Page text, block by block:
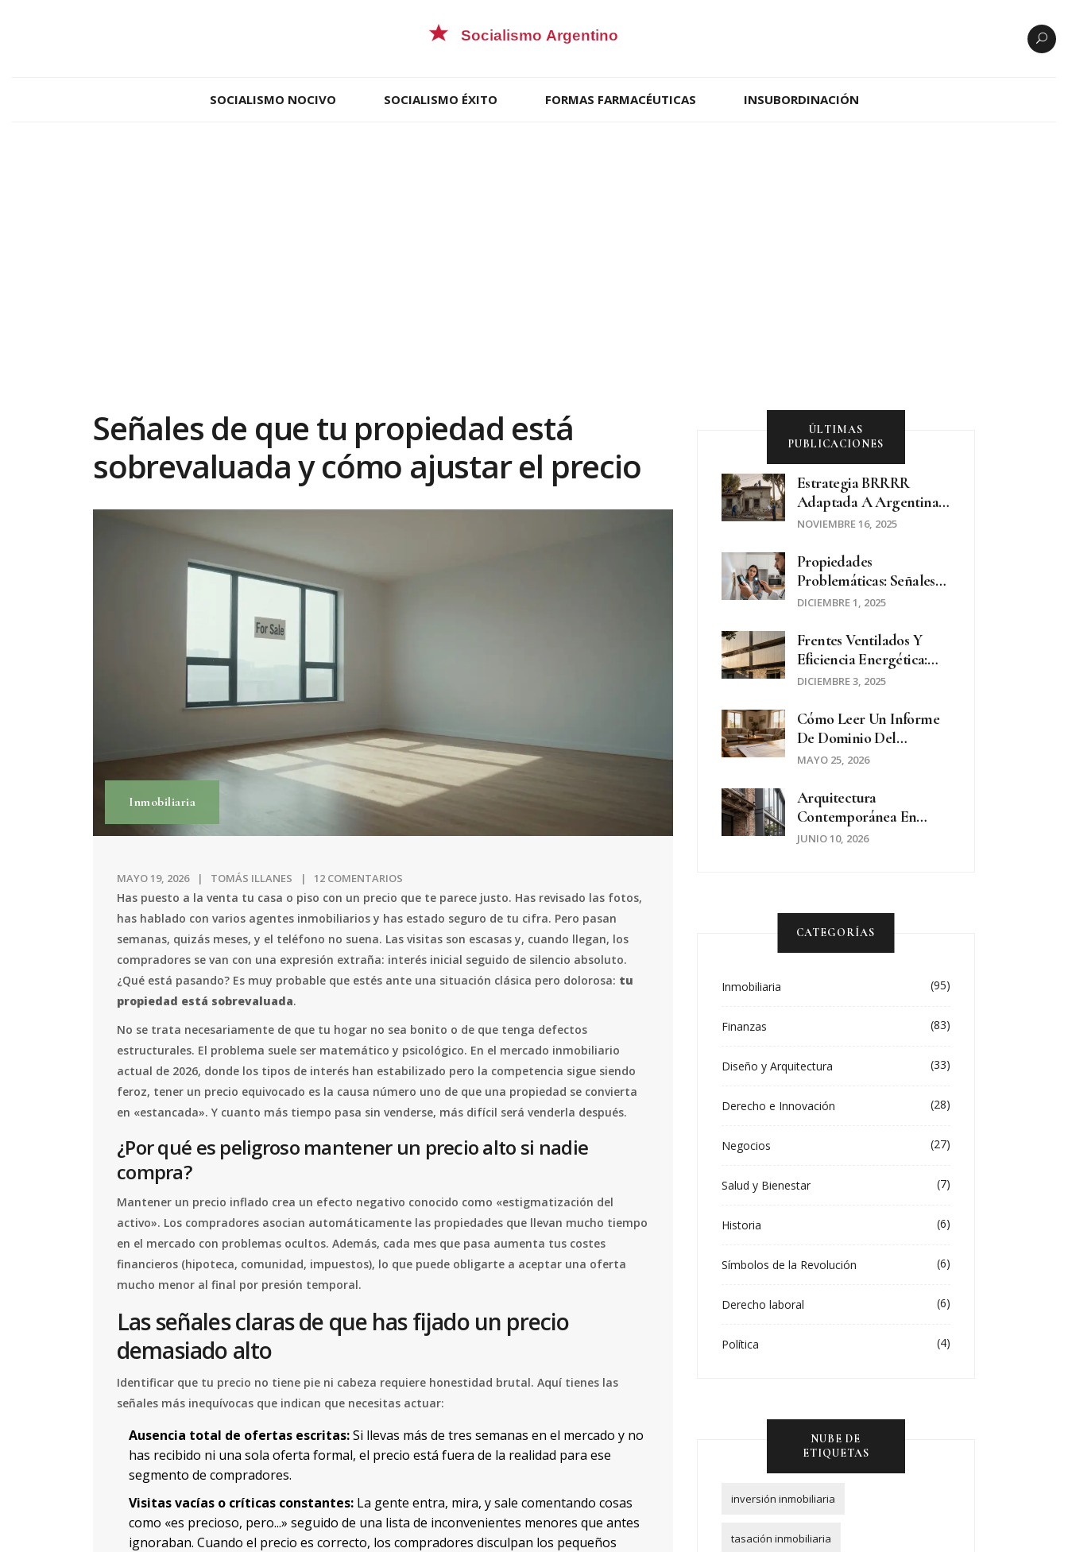
SOCIALISMO NOCIVO SOCIALISMO ÉXITO FORMAS FARMACÉUTICAS INSUBORDINACIÓN
Señales de que tu propiedad está
sobrevaluada y cómo ajustar el precio
Inmobiliaria
MAYO 19, 2026 TOMÁS ILLANES 12 COMENTARIOS
Has puesto a la venta tu casa o piso con un precio que te parece justo. Has revisado las fotos,
has hablado con varios agentes inmobiliarios y has estado seguro de tu cifra. Pero pasan
semanas, quizás meses, y el teléfono no suena. Las visitas son escasas y, cuando llegan, los
compradores se van con una expresión extraña: interés inicial seguido de silencio absoluto.
¿Qué está pasando? Es muy probable que estés ante una situación clásica pero dolorosa: tu
propiedad está sobrevaluada.
No se trata necesariamente de que tu hogar no sea bonito o de que tenga defectos
estructurales. El problema suele ser matemático y psicológico. En el mercado inmobiliario
actual de 2026, donde los tipos de interés han estabilizado pero la competencia sigue siendo
feroz, tener un precio equivocado es la causa número uno de que una propiedad se convierta
en «estancada». Y cuanto más tiempo pasa sin venderse, más difícil será venderla después.
¿Por qué es peligroso mantener un precio alto si nadie
compra?
Mantener un precio inflado crea un efecto negativo conocido como «estigmatización del
activo». Los compradores asocian automáticamente las propiedades que llevan mucho tiempo
en el mercado con problemas ocultos. Además, cada mes que pasa aumenta tus costes
financieros (hipoteca, comunidad, impuestos), lo que puede obligarte a aceptar una oferta
mucho menor al final por presión temporal.
Las señales claras de que has fijado un precio
demasiado alto
Identificar que tu precio no tiene pie ni cabeza requiere honestidad brutal. Aquí tienes las
señales más inequívocas que indican que necesitas actuar:
Ausencia total de ofertas escritas:Si llevas más de tres semanas en el mercado y no
has recibido ni una sola oferta formal, el precio está fuera de la realidad para ese
segmento de compradores.
Visitas vacías o críticas constantes: La gente entra, mira, y sale comentando cosas
como «es precioso, pero...» seguido de una lista de inconvenientes menores que antes
ignoraban. Cuando el precio es correcto, los compradores disculpan los pequeños
ÚLTIMAS
PUBLICACIONES
Estrategia BRRRR
Adaptada A Argentina:
Compra, Reforma,
Refinanciación
Inmobiliaria
NOVIEMBRE 16, 2025
Propiedades
Problemáticas: Señales
De Alerta Al Buscar Tu
DICIEMBRE 1, 2025
Frentes Ventilados Y
Eficiencia Energética:
Cómo Diseñar Edificios
Energía
DICIEMBRE 3, 2025
Cómo Leer Un Informe
De Dominio Del
Registro De La
Para Comprar Seguro
MAYO 25, 2026
Arquitectura
Contemporánea En
Buenos Aires: Claves
JUNIO 10, 2026
CATEGORÍAS
Inmobiliaria (95)
Finanzas (83)
Diseño y Arquitectura (33)
Derecho e Innovación (28)
Negocios (27)
Salud y Bienestar (7)
Historia (6)
Símbolos de la Revolución (6)
Derecho laboral (6)
Política (4)
NUBE DE
ETIQUETAS
inversión inmobiliaria
tasación inmobiliaria